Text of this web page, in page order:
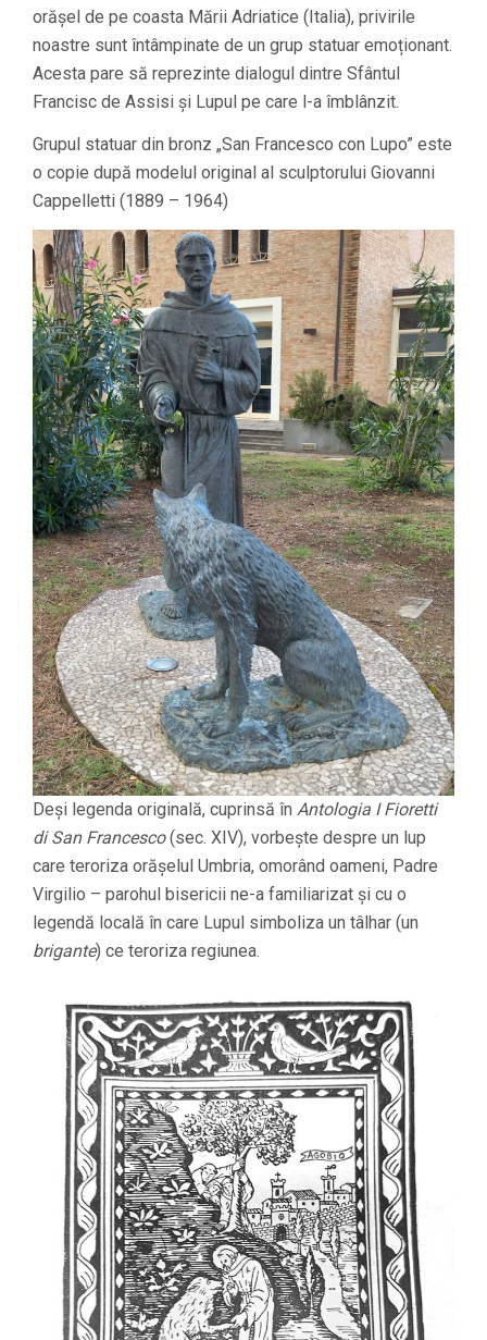
orășel de pe coasta Mării Adriatice (Italia), privirile
noastre sunt întâmpinate de un grup statuar emoționant.
Acesta pare să reprezinte dialogul dintre Sfântul
Francisc de Assisi și Lupul pe care l-a îmblânzit.
Grupul statuar din bronz „San Francesco con Lupo” este
o copie după modelul original al sculptorului Giovanni
Cappelletti (1889 – 1964)
Deși legenda originală, cuprinsă în Antologia I Fioretti
di San Francesco(sec. XIV), vorbește despre un lup
care teroriza orășelul Umbria, omorând oameni, Padre
Virgilio – parohul bisericii ne-a familiarizat și cu o
legendă locală în care Lupul simboliza un tâlhar (un
brigante) ce teroriza regiunea.